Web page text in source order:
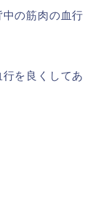
の筋肉の血行
を良くしてあ